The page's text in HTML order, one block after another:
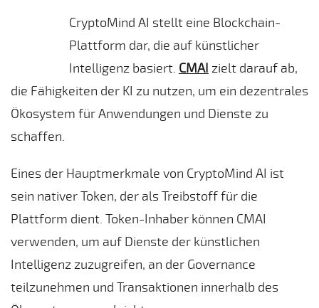
CryptoMind AI stellt eine Blockchain-
Plattform dar, die auf künstlicher
Intelligenz basiert. CMAI zielt darauf ab,
die Fähigkeiten der KI zu nutzen, um ein dezentrales
Ökosystem für Anwendungen und Dienste zu
schaffen.
Eines der Hauptmerkmale von CryptoMind AI ist
sein nativer Token, der als Treibstoff für die
Plattform dient. Token-Inhaber können CMAI
verwenden, um auf Dienste der künstlichen
Intelligenz zuzugreifen, an der Governance
teilzunehmen und Transaktionen innerhalb des